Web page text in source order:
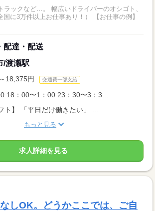
ラックなど…。 幅広いドライバーのオシゴト、
件以上お仕事あり！） 【お仕事の例】
配達・配送
/渡瀬駅
18,375円 交通費一部支給
18：00〜1：00 23：30〜3：3...
ト】 「平日だけ働きたい」 ...
もっと見る
求人詳細を見る
しOK。どうかここでは、ご自